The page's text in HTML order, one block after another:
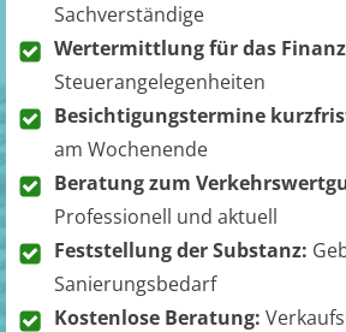
Sachverständige
Wertermittlung für das
Steuerangelegenheiten
Besichtigungstermine
am Wochenende
Beratung zum
Professionell und aktuell
Feststellung der Substanz:
Sanierungsbedarf
Kostenlose Beratung: